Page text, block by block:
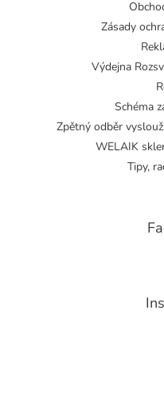
Zásady
Výdejna
Schéma
Zpětný odběr
WELAIK
Tipy,